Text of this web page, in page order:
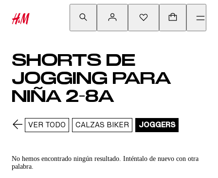
SHORTS DE
JOGGING PARA
NIÑA 2-8A
VER TODO CALZAS BIKER JOGGERS
No hemos encontrado ningún resultado. Inténtalo de nuevo con otra
palabra.